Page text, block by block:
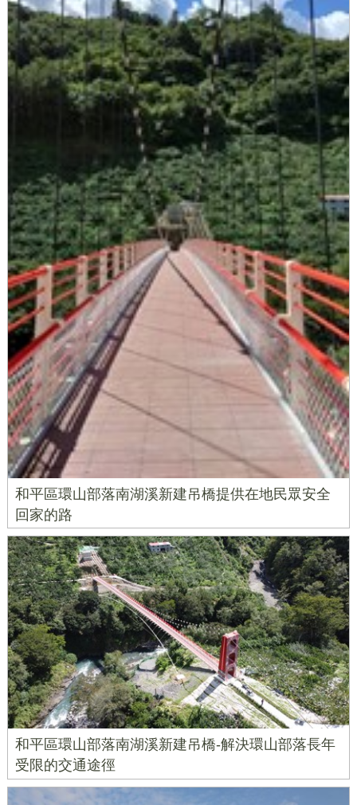
和平區環山部落南湖溪新建吊橋提供在地民眾安全
回家的路
和平區環山部落南湖溪新建吊橋-解決環山部落長年
受限的交通途徑